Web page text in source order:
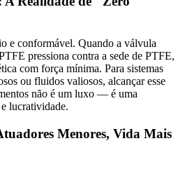
e conformável. Quando a válvula
pressiona contra a sede de PTFE,
com força mínima. Para sistemas
ou fluidos valiosos, alcançar esse
não é um luxo — é uma
e lucratividade.
Menores, Vida Mais